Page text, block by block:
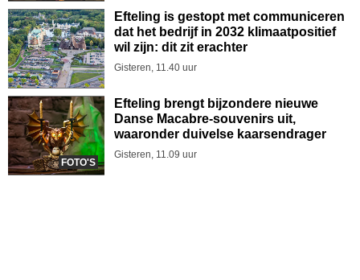
Efteling is gestopt met communiceren
dat het bedrijf in 2032 klimaatpositief
wil zijn: dit zit erachter
Gisteren, 11.40 uur
FOTO'S
Efteling brengt bijzondere nieuwe
Danse Macabre-souvenirs uit,
waaronder duivelse kaarsendrager
Gisteren, 11.09 uur